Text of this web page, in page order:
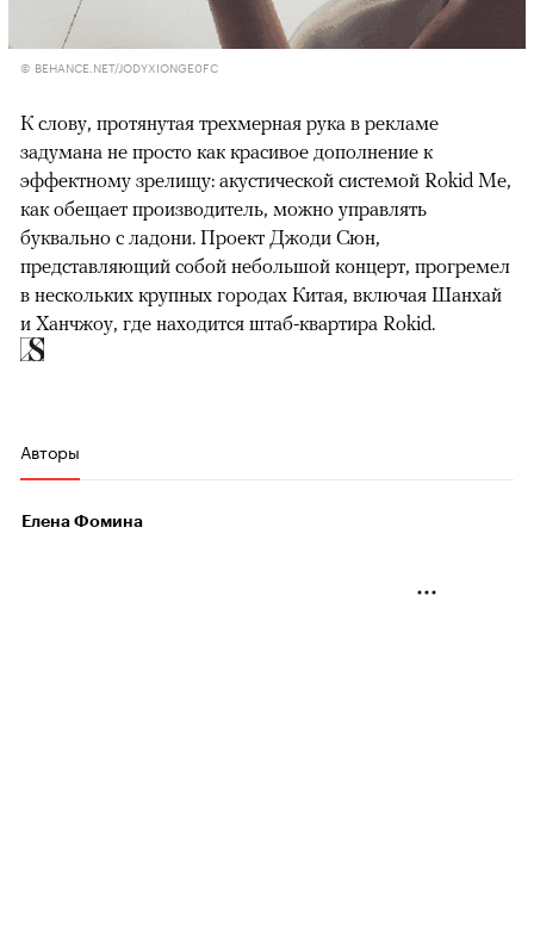
© BEHANCE.NET/JODYXIONGE0FC
К слову, протянутая трехмерная рука в рекламе
задумана не просто как красивое дополнение к
эффектному зрелищу: акустической системой Rokid Me,
как обещает производитель, можно управлять
буквально с ладони. Проект Джоди Сюн,
представляющий собой небольшой концерт, прогремел
в нескольких крупных городах Китая, включая Шанхай
и Ханчжоу, где находится штаб-квартира Rokid.
Авторы
Елена Фомина